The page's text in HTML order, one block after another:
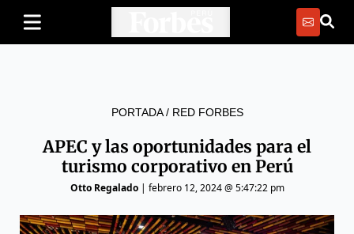
PORTADA/ RED FORBES
APEC y las oportunidades para el
turismo corporativo en Perú
Otto Regalado| febrero 12, 2024 @ 5:47:22 pm